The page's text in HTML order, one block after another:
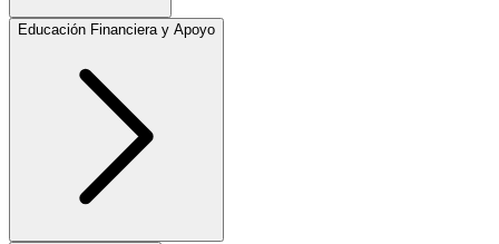
Educación Financiera y Apoyo